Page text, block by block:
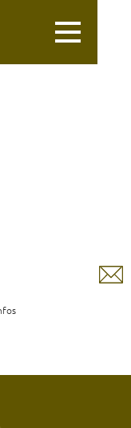
Toggle